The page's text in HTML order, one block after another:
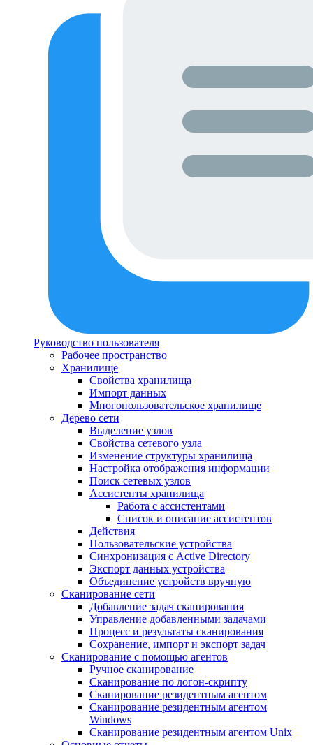
Руководство пользователя
Рабочее пространство
Хранилище
Свойства хранилища
Импорт данных
Многопользовательское хранилище
Дерево сети
Выделение узлов
Свойства сетевого узла
Изменение структуры хранилища
Настройка отображения информации
Поиск сетевых узлов
Ассистенты хранилища
Работа с ассистентами
Список и описание ассистентов
Действия
Пользовательские устройства
Синхронизация с Active Directory
Экспорт данных устройства
Объединение устройств вручную
Сканирование сети
Добавление задач сканирования
Управление добавленными задачами
Процесс и результаты сканирования
Сохранение, импорт и экспорт задач
Сканирование с помощью агентов
Ручное сканирование
Сканирование по логон-скрипту
Сканирование резидентным агентом
Сканирование резидентным агентом
Windows
Сканирование резидентным агентом Unix